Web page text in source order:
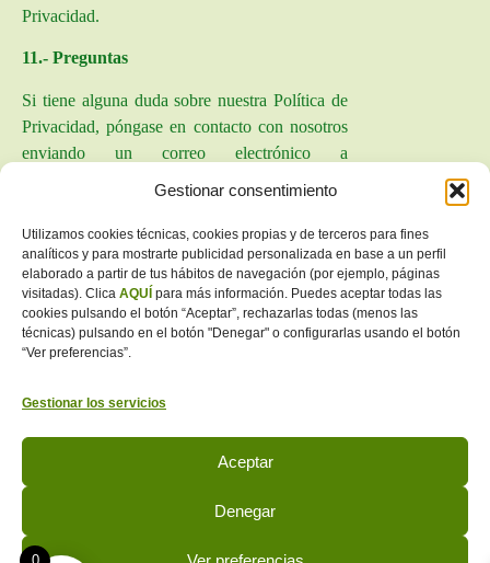
Gestionar consentimiento
Utilizamos cookies técnicas, cookies propias y de terceros para fines
analíticos y para mostrarte publicidad personalizada en base a un perfil
elaborado a partir de tus hábitos de navegación (por ejemplo, páginas
visitadas). Clica AQUÍ para más información. Puedes aceptar todas las
cookies pulsando el botón “Aceptar”, rechazarlas todas (menos las
técnicas) pulsando en el botón "Denegar" o configurarlas usando el botón
“Ver preferencias”.
Gestionar los servicios
Aceptar
Denegar
Privacidad.
11.- Preguntas
Si tiene alguna duda sobre nuestra Política de
Privacidad, póngase en contacto con nosotros
enviando un correo electrónico a
El Usuario declara haber sido informado de las
condiciones sobre protección de datos
personales, aceptando y consintiendo el
tratamiento de los mismos por parte de DON
indicadas en la presente Política de Privacidad.